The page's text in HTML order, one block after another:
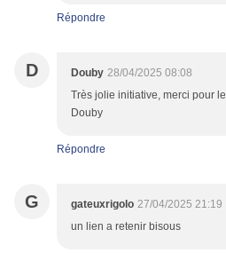
Répondre
D Douby 28/04/2025 08:08
Très jolie initiative, merci pour
Douby
Répondre
G gateuxrigolo 27/04/2025 21:19
un lien a retenir bisous